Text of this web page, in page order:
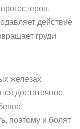
действие
груди
железах
достаточное
поэтому и болят